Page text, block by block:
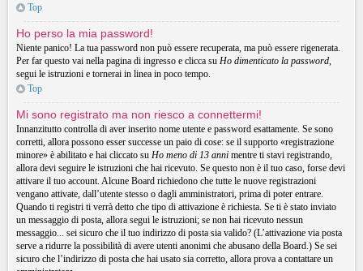
Top
Ho perso la mia password!
Niente panico! La tua password non può essere recuperata, ma può essere rigenerata.
Per far questo vai nella pagina di ingresso e clicca su Ho dimenticato la password,
segui le istruzioni e tornerai in linea in poco tempo.
Top
Mi sono registrato ma non riesco a connettermi!
Innanzitutto controlla di aver inserito nome utente e password esattamente. Se sono
corretti, allora possono esser successe un paio di cose: se il supporto «registrazione
minore» è abilitato e hai cliccato su Ho meno di 13 anni mentre ti stavi registrando,
allora devi seguire le istruzioni che hai ricevuto. Se questo non è il tuo caso, forse devi
attivare il tuo account. Alcune Board richiedono che tutte le nuove registrazioni
vengano attivate, dall’utente stesso o dagli amministratori, prima di poter entrare.
Quando ti registri ti verrà detto che tipo di attivazione è richiesta. Se ti è stato inviato
un messaggio di posta, allora segui le istruzioni; se non hai ricevuto nessun
messaggio... sei sicuro che il tuo indirizzo di posta sia valido? (L’attivazione via posta
serve a ridurre la possibilità di avere utenti anonimi che abusano della Board.) Se sei
sicuro che l’indirizzo di posta che hai usato sia corretto, allora prova a contattare un